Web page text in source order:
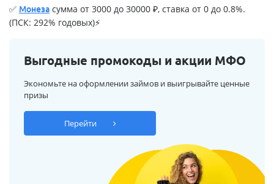
✅ Монеза сумма от 3000 до 30000 ₽, ставка от 0 до 0.8%.
(ПСК: 292% годовых)⚡
Выгодные промокоды и акции МФО
Экономьте на оформлении займов и выигрывайте ценные
призы
Перейти